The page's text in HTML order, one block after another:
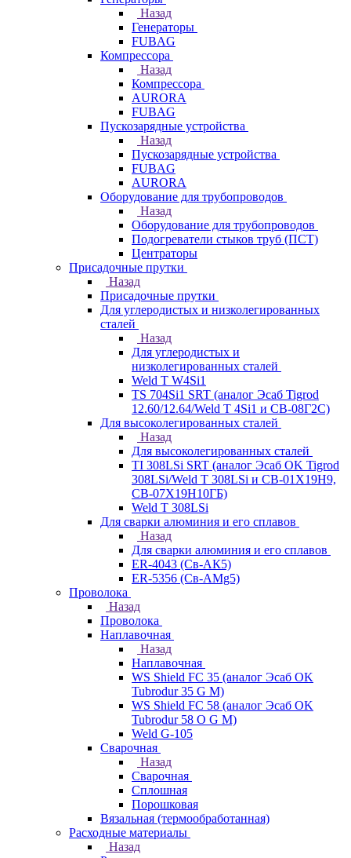
Назад
Генераторы
FUBAG
Компрессора
Назад
Компрессора
AURORA
FUBAG
Пускозарядные устройства
Назад
Пускозарядные устройства
FUBAG
AURORA
Оборудование для трубопроводов
Назад
Оборудование для трубопроводов
Подогреватели стыков труб (ПСТ)
Центраторы
Присадочные прутки
Назад
Присадочные прутки
Для углеродистых и низколегированных
сталей
Назад
Для углеродистых и
низколегированных сталей
Weld T W4Si1
TS 704Si1 SRT (аналог Эсаб Tigrod
12.60/12.64/Weld T 4Si1 и СВ-08Г2С)
Для высоколегированных сталей
Назад
Для высоколегированных сталей
TI 308LSi SRT (аналог Эсаб OK Tigrod
308LSi/Weld T 308LSi и СВ-01Х19Н9,
СВ-07Х19Н10ГБ)
Weld T 308LSi
Для сварки алюминия и его сплавов
Назад
Для сварки алюминия и его сплавов
ER-4043 (Св-АК5)
ER-5356 (Св-АМg5)
Проволока
Назад
Проволока
Наплавочная
Назад
Наплавочная
WS Shield FC 35 (аналог Эсаб OK
Tubrodur 35 G M)
WS Shield FC 58 (аналог Эсаб OK
Tubrodur 58 O G M)
Weld G-105
Сварочная
Назад
Сварочная
Сплошная
Порошковая
Вязальная (термообработанная)
Расходные материалы
Назад